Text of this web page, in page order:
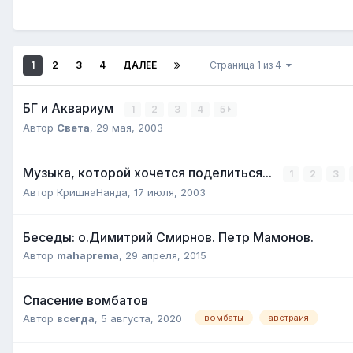
1 2 3 4 ДАЛЕЕ Страница 1 из 4
БГ и Аквариум 1 2 3 4 5
Автор Света, 29 мая, 2003
Музыка, которой хочется поделиться... 1 2 3
Автор КришнаНанда, 17 июля, 2003
Беседы: о.Димитрий Смирнов. Петр Мамонов.
Автор mahaprema, 29 апреля, 2015
Спасение вомбатов
Автор всегда, 5 августа, 2020 вомбаты австраия